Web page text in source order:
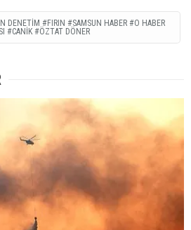
DENETIM #FIRIN #SAMSUN HABER #O HABER
#CANIK #ÖZTAT DÖNER